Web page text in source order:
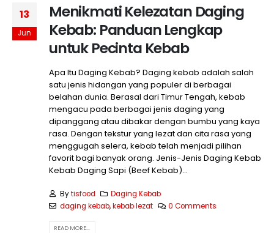
13
Jun
Menikmati Kelezatan Daging
Kebab: Panduan Lengkap
untuk Pecinta Kebab
Apa Itu Daging Kebab? Daging kebab adalah salah
satu jenis hidangan yang populer di berbagai
belahan dunia. Berasal dari Timur Tengah, kebab
mengacu pada berbagai jenis daging yang
dipanggang atau dibakar dengan bumbu yang kaya
rasa. Dengan tekstur yang lezat dan cita rasa yang
menggugah selera, kebab telah menjadi pilihan
favorit bagi banyak orang. Jenis-Jenis Daging Kebab
Kebab Daging Sapi (Beef Kebab)...
Bytisfood
Daging Kebab
daging kebab,kebab lezat 0 Comments
READ MORE...